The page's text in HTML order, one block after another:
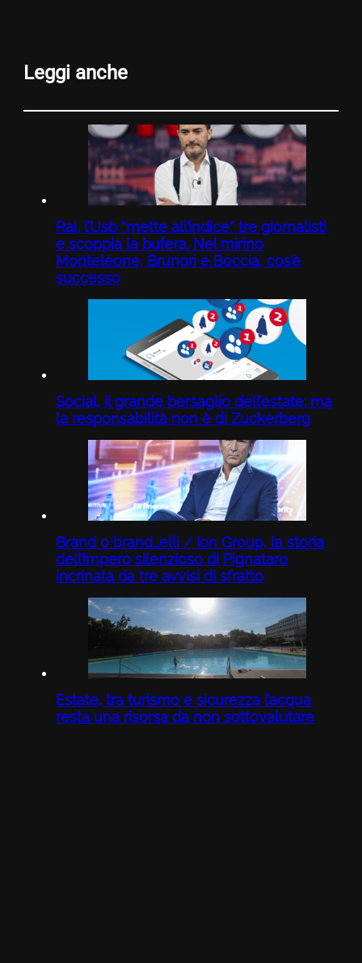
Leggi anche
Rai, l’Usb “mette all’indice” tre giornalisti
e scoppia la bufera. Nel mirino
Monteleone, Brunori e Boccia, cos’è
successo
Social, il grande bersaglio dell’estate: ma
la responsabilità non è di Zuckerberg
Brand o brand…elli / Ion Group, la storia
dell’impero silenzioso di Pignataro
incrinata da tre avvisi di sfratto
Estate, tra turismo e sicurezza l’acqua
resta una risorsa da non sottovalutare